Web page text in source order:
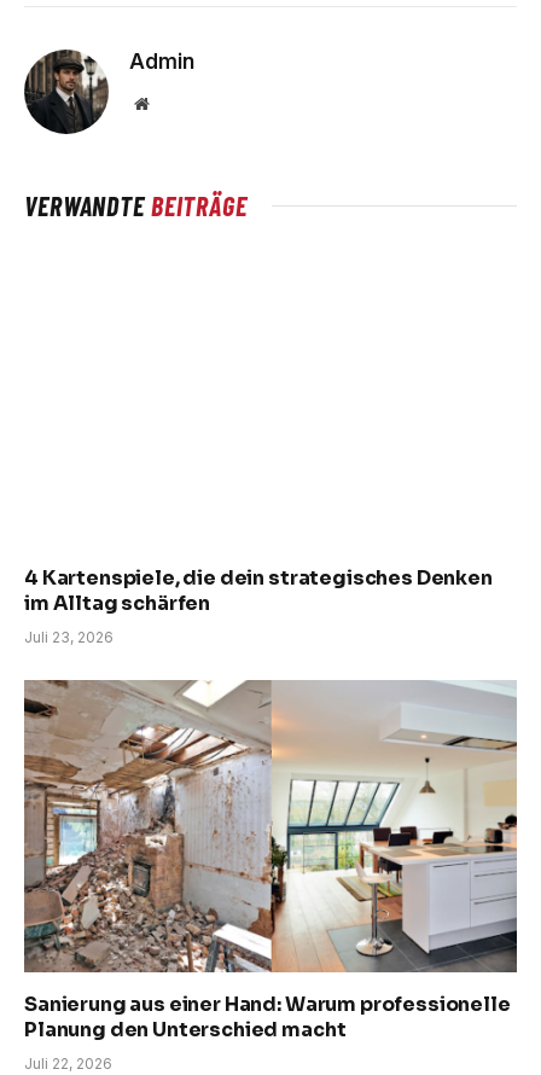
Admin
Website
VERWANDTEBEITRÄGE
4 Kartenspiele, die dein strategisches Denken
im Alltag schärfen
Juli 23, 2026
Sanierung aus einer Hand: Warum professionelle
Planung den Unterschied macht
Juli 22, 2026